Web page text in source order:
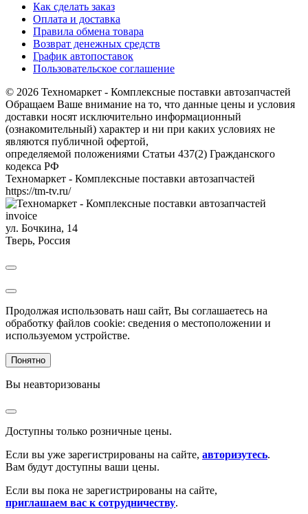
Как сделать заказ
Оплата и доставка
Правила обмена товара
Возврат денежных средств
График автопоставок
Пользовательское соглашение
© 2026 Техномаркет - Комплексные поставки автозапчастей
Обращаем Ваше внимание на то, что данные цены и условия
доставки носят исключительно информационный
(ознакомительный) характер и ни при каких условиях не
являются публичной офертой,
определяемой положениями Статьи 437(2) Гражданского
кодекса РФ
Техномаркет - Комплексные поставки автозапчастей
https://tm-tv.ru/
invoice
ул. Бочкина, 14
Тверь, Россия
Продолжая использовать наш сайт, Вы соглашаетесь на
обработку файлов cookie: сведения о местоположении и
используемом устройстве.
Понятно
Вы неавторизованы
Доступны только розничные цены.
Если вы уже зарегистрированы на сайте, авторизутесь.
Вам будут доступны ваши цены.
Если вы пока не зарегистрированы на сайте,
приглашаем вас к сотрудничеству.